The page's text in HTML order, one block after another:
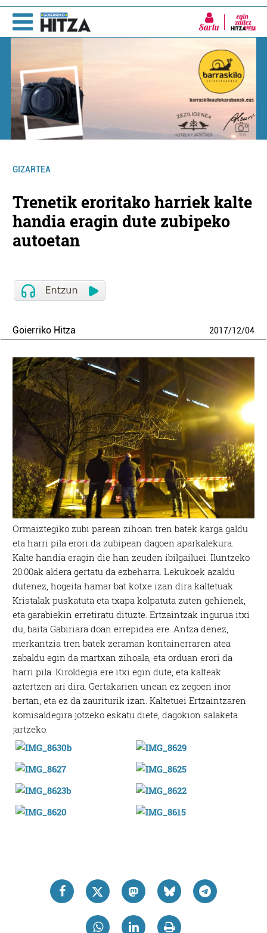
Sartu
GIZARTEA
Trenetik eroritako harriek kalte
handia eragin dute zubipeko
autoetan
Goierriko Hitza 2017/12/04
Ormaiztegiko zubi parean zihoan tren batek karga galdu
eta harri pila erori da zubipean dagoen aparkalekura.
Kalte handia eragin die han zeuden ibilgailuei. Iluntzeko
20:00ak aldera gertatu da ezbeharra. Lekukoek azaldu
dutenez, hogeita hamar bat kotxe izan dira kaltetuak.
Kristalak puskatuta eta txapa kolpatuta zuten gehienek,
eta garabiekin erretiratu dituzte. Ertzaintzak ingurua itxi
du, baita Gabiriara doan errepidea ere. Antza denez,
merkantzia tren batek zeraman kontainerraren atea
zabaldu egin da martxan zihoala, eta orduan erori da
harri pila. Kiroldegia ere itxi egin dute, eta kalteak
aztertzen ari dira. Gertakarien unean ez zegoen inor
bertan, eta ez da zauriturik izan. Kaltetuei Ertzaintzaren
komisaldegira jotzeko eskatu diete, dagokion salaketa
jartzeko.